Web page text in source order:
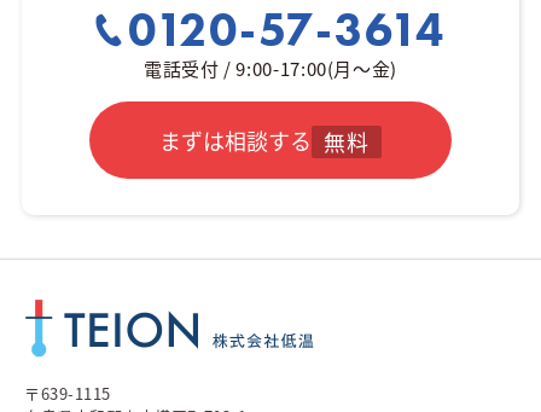
0120-57-3614
電話受付 / 9:00-17:00(月～金)
まずは相談する 無料
〒639-1115